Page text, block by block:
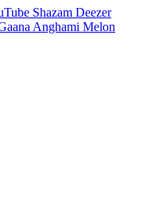
Shazam Deezer
Anghami Melon